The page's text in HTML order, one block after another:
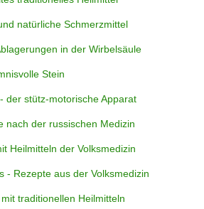
natürliche Schmerzmittel
in der Wirbelsäule
Stein
der stütz-motorische Apparat
nach der russischen Medizin
Heilmitteln der Volksmedizin
- Rezepte aus der Volksmedizin
traditionellen Heilmitteln